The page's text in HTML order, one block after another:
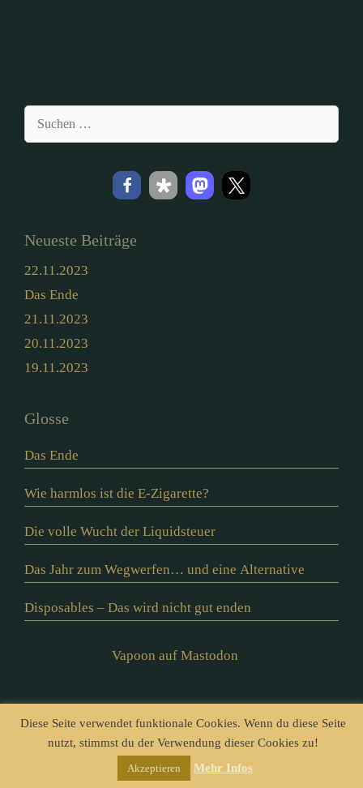
Neueste Beiträge
22.11.2023
Das Ende
21.11.2023
20.11.2023
19.11.2023
Glosse
Das Ende
Wie harmlos ist die E-Zigarette?
Die volle Wucht der Liquidsteuer
Das Jahr zum Wegwerfen… und eine Alternative
Disposables – Das wird nicht gut enden
Vapoon auf Mastodon
Diese Seite verwendet funktionale Cookies. Wenn du diese Seite
nutzt, stimmst du der Verwendung dieser Cookies zu!
Akzeptieren Mehr Infos